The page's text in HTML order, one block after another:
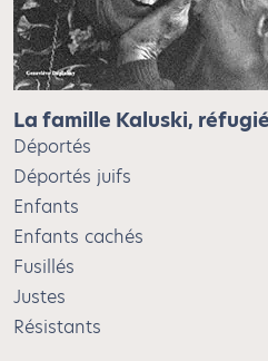
La famille Kaluski,
Déportés
Déportés juifs
Enfants
Enfants cachés
Fusillés
Justes
Résistants